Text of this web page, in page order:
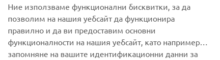
DISCOVER THE RANGE
Ние използваме функционални бисквитки, за да
позволим на нашия уебсайт да функционира
правилно и да ви предоставим основни
функционалности на нашия уебсайт, като например
запомняне на вашите идентификационни данни за